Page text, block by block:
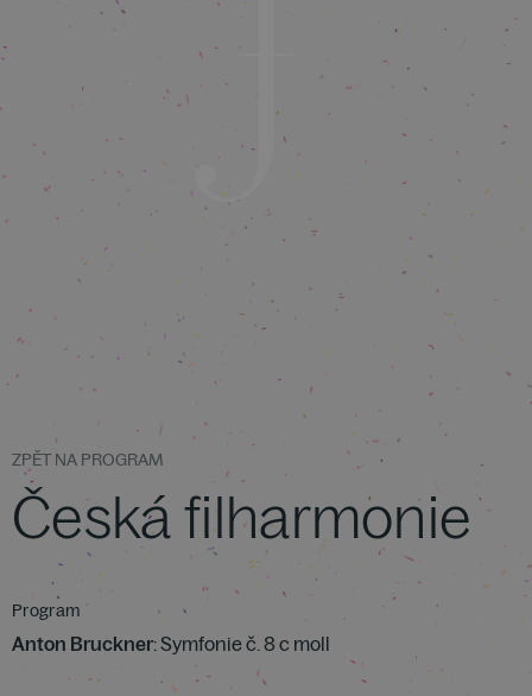
ZPĚT NA PROGRAM
Česká filharmonie
Program
Anton Bruckner: Symfonie č. 8 c moll